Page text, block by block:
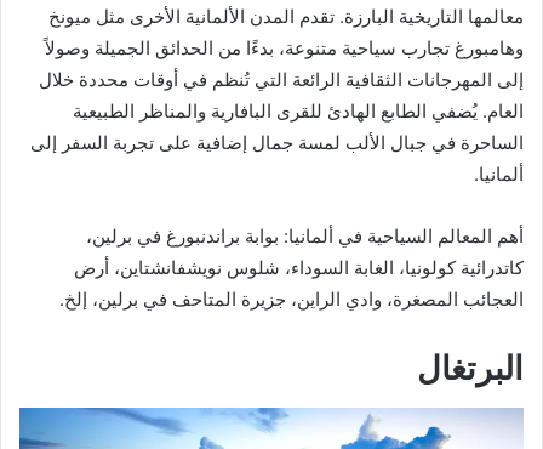
معالمها التاريخية البارزة. تقدم المدن الألمانية الأخرى مثل ميونخ
وهامبورغ تجارب سياحية متنوعة، بدءًا من الحدائق الجميلة وصولاً
إلى المهرجانات الثقافية الرائعة التي تُنظم في أوقات محددة خلال
العام. يُضفي الطابع الهادئ للقرى البافارية والمناظر الطبيعية
الساحرة في جبال الألب لمسة جمال إضافية على تجربة السفر إلى
ألمانيا.
أهم المعالم السياحية في ألمانيا: بوابة براندنبورغ في برلين،
كاتدرائية كولونيا، الغابة السوداء، شلوس نويشفانشتاين، أرض
العجائب المصغرة، وادي الراين، جزيرة المتاحف في برلين، إلخ.
البرتغال